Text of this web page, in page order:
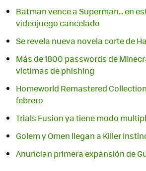
Batman vence a Superman... en
Se revela nueva novela corte de
Más de 1800 passwords de
víctimas de phishing
Homeworld Remastered
Trials Fusion ya tiene modo
Golem y Omen llegan a Killer
Anuncian primera expansión de